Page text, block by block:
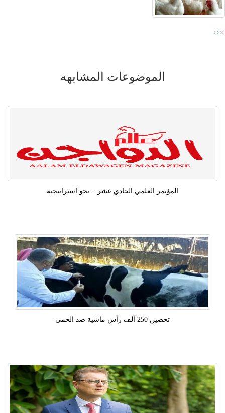
‹
› ×
الموضوعات المشابهه
المؤتمر العلمي الحادي عشر .. نحو استراتيجية
تحصين 250 ألف رأس ماشية ضد الحمى